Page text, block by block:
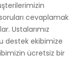
cevaplamak
Ustalarımız
destek ekibimize
ücretsiz bir